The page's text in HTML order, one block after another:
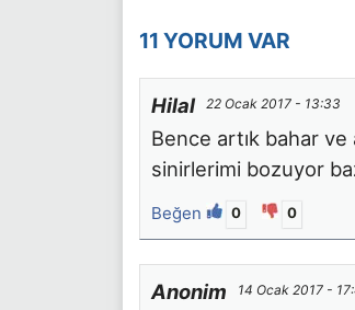
11 YORUM VAR
Hilal 22 Ocak 2017 - 13:33
Bence artık bahar ve
sinirlerimi bozuyor
Beğen 0 0
Anonim 14 Ocak 2017 -